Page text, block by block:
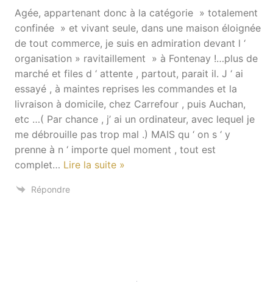
Agée, appartenant donc à la catégorie » totalement
confinée » et vivant seule, dans une maison éloignée
de tout commerce, je suis en admiration devant l ‘
organisation » ravitaillement » à Fontenay !…plus de
marché et files d ‘ attente , partout, parait il. J ‘ ai
essayé , à maintes reprises les commandes et la
livraison à domicile, chez Carrefour , puis Auchan,
etc …( Par chance , j’ ai un ordinateur, avec lequel je
me débrouille pas trop mal .) MAIS qu ‘ on s ‘ y
prenne à n ‘ importe quel moment , tout est
complet… Lire la suite »
Répondre